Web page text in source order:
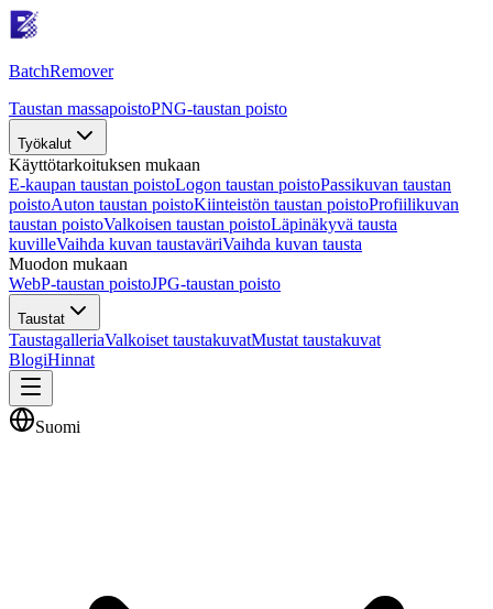
BatchRemover
Taustan massapoistoPNG-taustan poisto
Työkalut
Käyttötarkoituksen mukaan
E-kaupan taustan poistoLogon taustan poistoPassikuvan taustan
poistoAuton taustan poistoKiinteistön taustan poistoProfiilikuvan
taustan poistoValkoisen taustan poistoLäpinäkyvä tausta
kuvilleVaihda kuvan taustaväriVaihda kuvan tausta
Muodon mukaan
WebP-taustan poistoJPG-taustan poisto
Taustat
TaustagalleriaValkoiset taustakuvatMustat taustakuvat
BlogiHinnat
Suomi